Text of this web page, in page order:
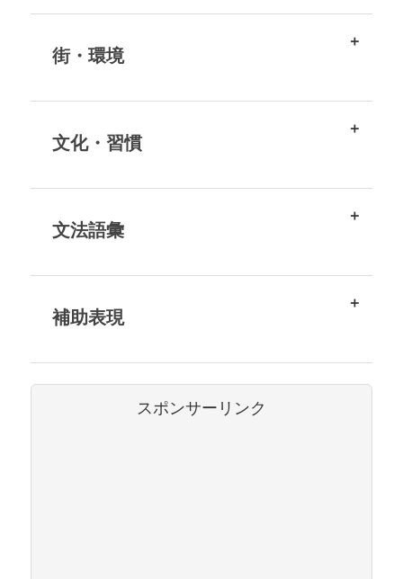
街・環境
文化・習慣
文法語彙
補助表現
スポンサーリンク